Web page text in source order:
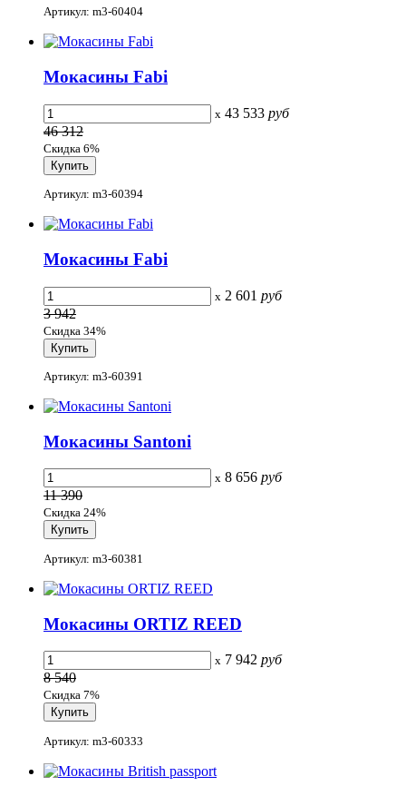
Артикул: m3-60404
Мокасины Fabi
x 43 533 руб
46 312
Скидка 6%
Артикул: m3-60394
Мокасины Fabi
x 2 601 руб
3 942
Скидка 34%
Артикул: m3-60391
Мокасины Santoni
x 8 656 руб
11 390
Скидка 24%
Артикул: m3-60381
Мокасины ORTIZ REED
x 7 942 руб
8 540
Скидка 7%
Артикул: m3-60333